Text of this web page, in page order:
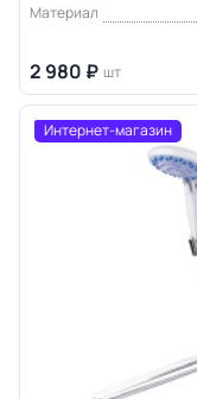
Материал
2 980 ₽ шт
Интернет-магазин